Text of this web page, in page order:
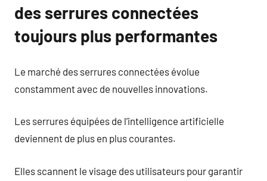
des serrures connectées
toujours plus performantes
Le marché des serrures connectées évolue
constamment avec de nouvelles innovations.
Les serrures équipées de l’intelligence artificielle
deviennent de plus en plus courantes.
Elles scannent le visage des utilisateurs pour garantir